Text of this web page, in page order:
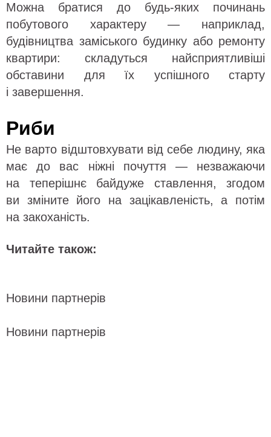
Можна братися до будь-яких починань
побутового характеру — наприклад,
будівництва заміського будинку або ремонту
квартири: складуться найсприятливіші
обставини для їх успішного старту
і завершення.
Риби
Не варто відштовхувати від себе людину, яка
має до вас ніжні почуття — незважаючи
на теперішнє байдуже ставлення, згодом
ви зміните його на зацікавленість, а потім
на закоханість.
Читайте також:
Новини партнерів
Новини партнерів